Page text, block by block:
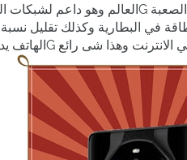
هي موفرة للطاقة في البطارية وكذلك